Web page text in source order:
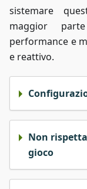
sistemare
maggior
performance e
e reattivo.
Non
gioco